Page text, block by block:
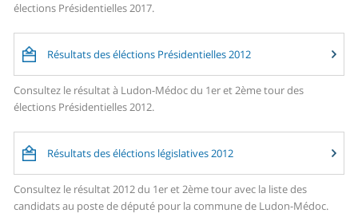
élections Présidentielles 2017.
Résultats des éléctions Présidentielles 2012
Consultez le résultat à Ludon-Médoc du 1er et 2ème tour des
élections Présidentielles 2012.
Résultats des éléctions législatives 2012
Consultez le résultat 2012 du 1er et 2ème tour avec la liste des
candidats au poste de député pour la commune de Ludon-Médoc.